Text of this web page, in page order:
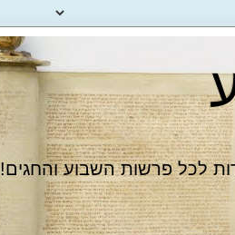
לכל פרשות השבוע והחגים!